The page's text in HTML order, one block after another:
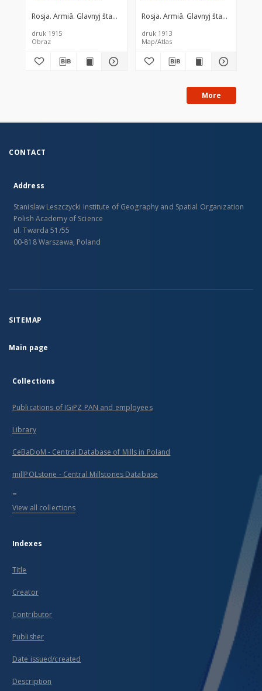
Rosja. Armiâ. Glavnyj štab. Voenno-topografičeskij otdel Rosja.
druk 1915
Obraz
Rosja. Armiâ. Glavnyj štab.
druk 1913
Map/Atlas
More
CONTACT
Address
Stanislaw Leszczycki Institute of Geography and Spatial Organization
Polish Academy of Science
ul. Twarda 51/55
00-818 Warszawa, Poland
SITEMAP
Main page
Collections
Publications of IGiPZ PAN and employees
Library
CeBaDoM - Central Database of Mills in Poland
millPOLstone - Central Millstones Database
...
View all collections
Indexes
Title
Creator
Contributor
Publisher
Date issued/created
Description